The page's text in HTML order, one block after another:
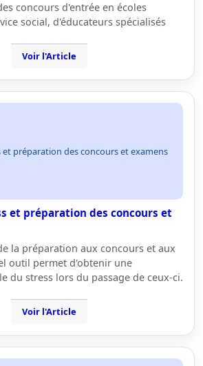
concours d'entrée en écoles
social, d'éducateurs spécialisés
Voir l'Article
et préparation des concours et examens
et préparation des concours et
la préparation aux concours et aux
outil permet d'obtenir une
du stress lors du passage de ceux-ci.
Voir l'Article